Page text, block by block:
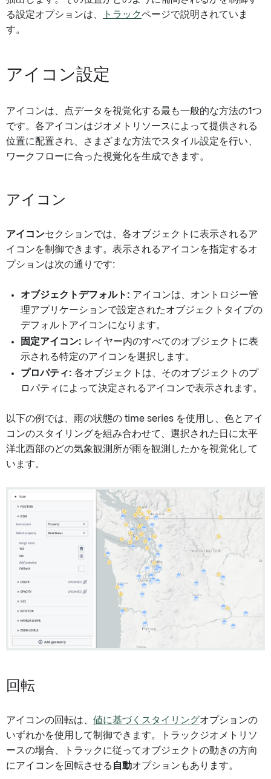
る設定オプションは、
トラックページで説明されていま
す。
アイコン設定
アイコンは、点データを視覚化する最も一般的な方法の1つ
です。各アイコンはジオメトリソースによって提供される
位置に配置され、さまざまな方法でスタイル設定を行い、
ワークフローに合った視覚化を生成できます。
アイコン
アイコンセクションでは、各オブジェクトに表示されるア
イコンを制御できます。表示されるアイコンを指定するオ
プションは次の通りです:
オブジェクトデフォルト: アイコンは、オントロジー管
理アプリケーションで設定されたオブジェクトタイプの
デフォルトアイコンになります。
固定アイコン: レイヤー内のすべてのオブジェクトに表
示される特定のアイコンを選択します。
プロパティ: 各オブジェクトは、そのオブジェクトのプ
ロパティによって決定されるアイコンで表示されます。
以下の例では、雨の状態の time series を使用し、色とアイ
コンのスタイリングを組み合わせて、選択された日に太平
洋北西部のどの気象観測所が雨を観測したかを視覚化して
います。
回転
アイコンの回転は、 値に基づくスタイリングオプションの
いずれかを使用して制御できます。トラックジオメトリソ
ースの場合、トラックに従ってオブジェクトの動きの方向
にアイコンを回転させる 自動オプションもあります。